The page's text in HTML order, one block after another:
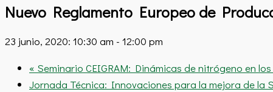
Nuevo Reglamento Europeo de
23 junio, 2020: 10:30 am - 12:00 pm
« Seminario CEIGRAM: Dinámicas de nitrógeno en
Jornada Técnica: Innovaciones para la mejora de la